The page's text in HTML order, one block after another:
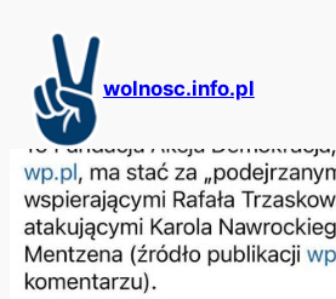
treści
wolnosc.info.pl